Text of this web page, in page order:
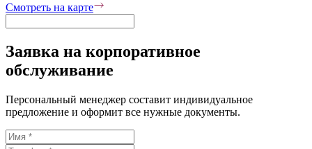
Смотреть на карте
Заявка на корпоративное
обслуживание
Персональный менеджер составит индивидуальное
предложение и оформит все нужные документы.